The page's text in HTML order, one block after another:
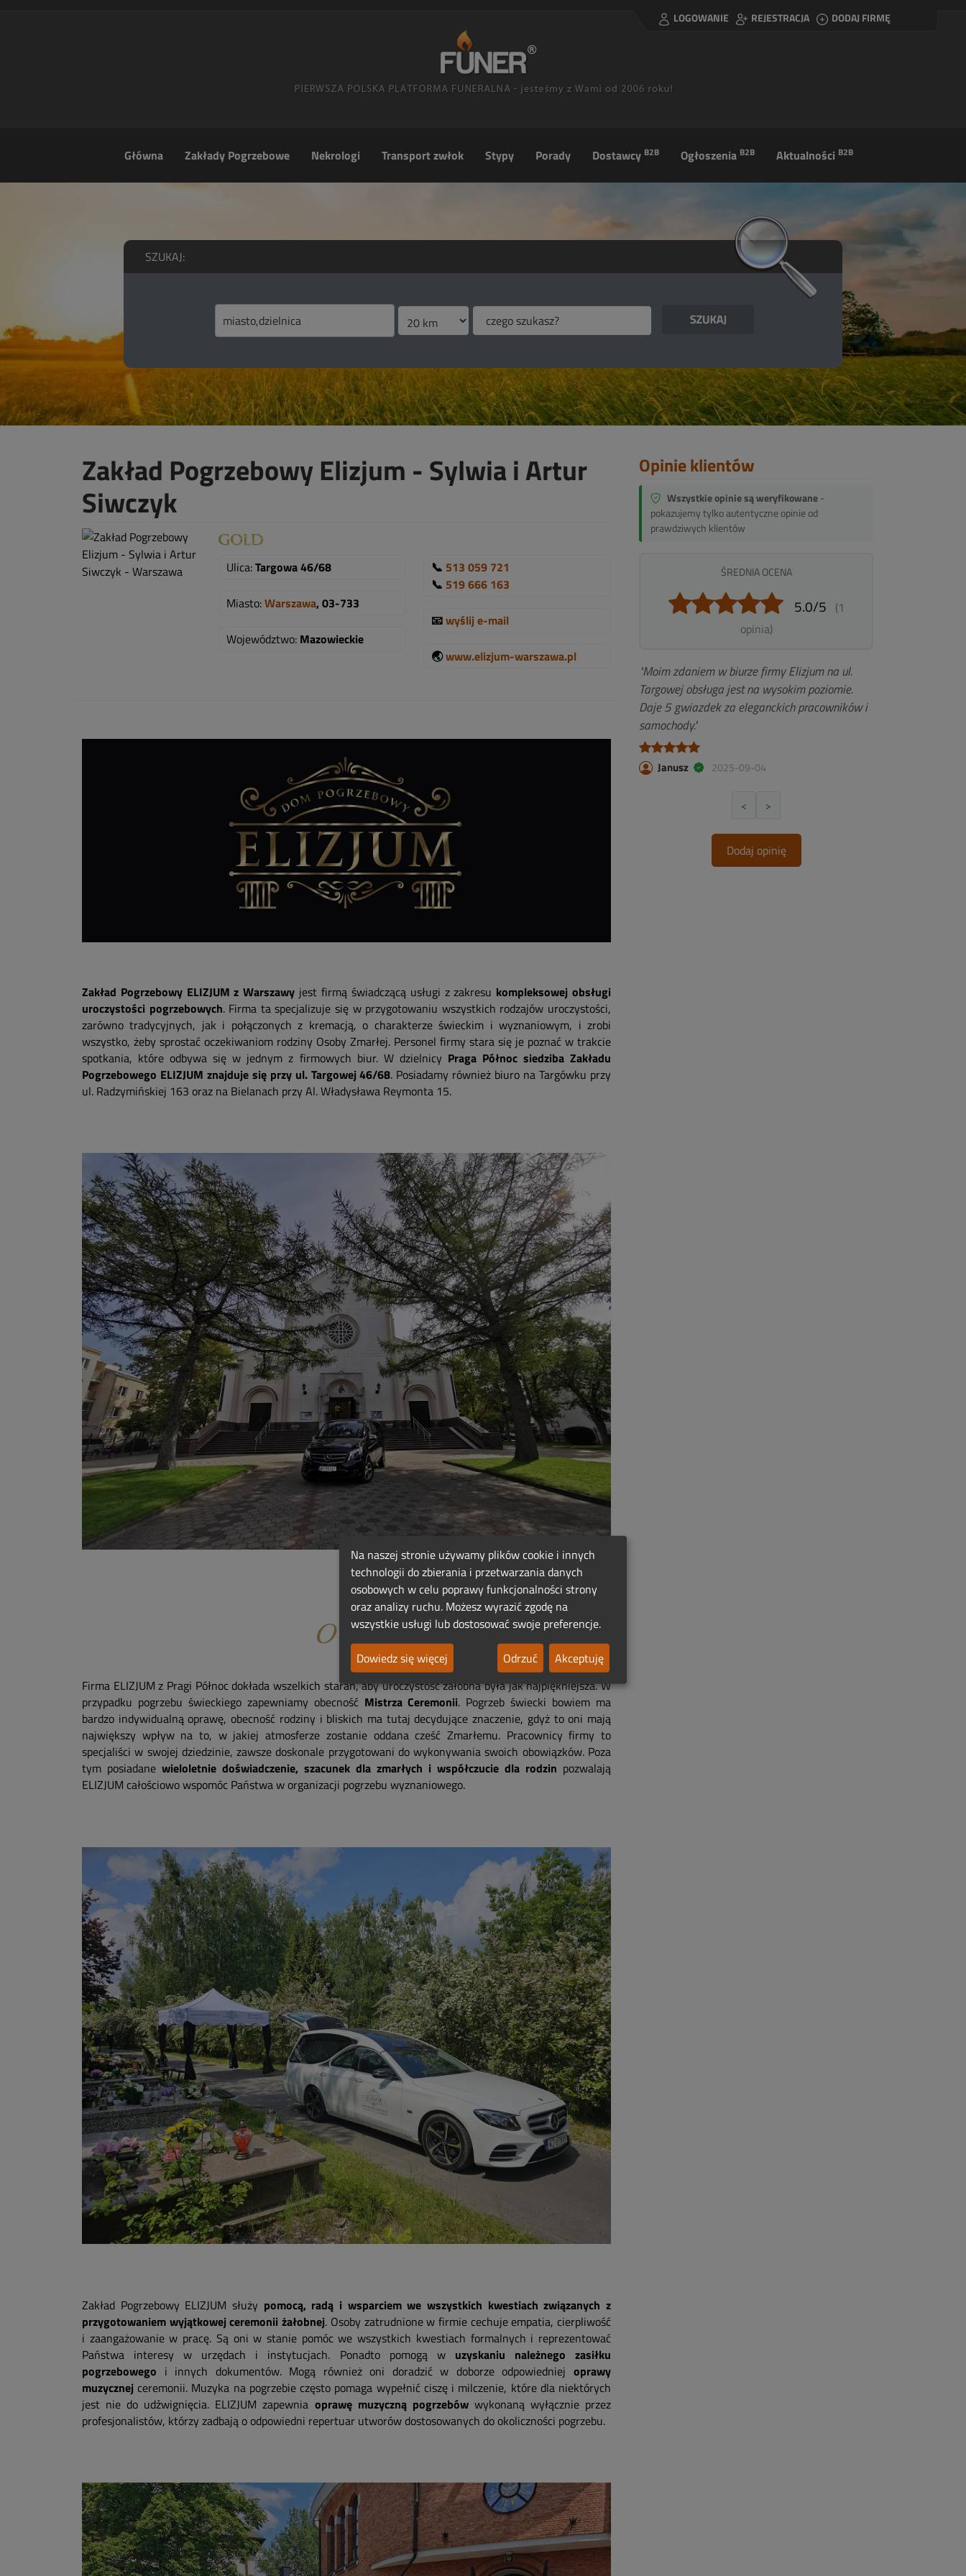
LOGOWANIE REJESTRACJA DODAJ FIRMĘ
Główna Zakłady Pogrzebowe Nekrologi Transport zwłok Stypy Porady Dostawcy B2B Ogłoszenia B2B Aktualności B2B
SZUKAJ:
Zakład Pogrzebowy Elizjum - Sylwia i Artur
Siwczyk
Ulica:Targowa 46/68
Miasto:Warszawa, 03-733
Województwo: Mazowieckie
📞 513 059 721
📞 519 666 163
📧wyślij e-mail
🌏www.elizjum-warszawa.pl
Zakład Pogrzebowy ELIZJUM z Warszawy jest firmą świadczącą usługi z zakresu kompleksowej obsługi
uroczystości pogrzebowych. Firma ta specjalizuje się w przygotowaniu wszystkich rodzajów uroczystości,
zarówno tradycyjnych, jak i połączonych z kremacją, o charakterze świeckim i wyznaniowym, i zrobi
wszystko, żeby sprostać oczekiwaniom rodziny Osoby Zmarłej. Personel firmy stara się je poznać w trakcie
spotkania, które odbywa się w jednym z firmowych biur. W dzielnicy Praga Północ siedziba Zakładu
Pogrzebowego ELIZJUM znajduje się przy ul. Targowej 46/68. Posiadamy również biuro na Targówku przy
ul. Radzymińskiej 163 oraz na Bielanach przy Al. Władysława Reymonta 15.
Firma ELIZJUM z Pragi Północ dokłada wszelkich starań, aby uroczystość żałobna była jak najpiękniejsza. W
przypadku pogrzebu świeckiego zapewniamy obecność Mistrza Ceremonii. Pogrzeb świecki bowiem ma
bardzo indywidualną oprawę, obecność rodziny i bliskich ma tutaj decydujące znaczenie, gdyż to oni mają
największy wpływ na to, w jakiej atmosferze zostanie oddana cześć Zmarłemu. Pracownicy firmy to
specjaliści w swojej dziedzinie, zawsze doskonale przygotowani do wykonywania swoich obowiązków. Poza
tym posiadane wieloletnie doświadczenie, szacunek dla zmarłych i współczucie dla rodzin pozwalają
ELIZJUM całościowo wspomóc Państwa w organizacji pogrzebu wyznaniowego.
Zakład Pogrzebowy ELIZJUM służy pomocą, radą i wsparciem we wszystkich kwestiach związanych z
przygotowaniem wyjątkowej ceremonii żałobnej. Osoby zatrudnione w firmie cechuje empatia, cierpliwość
i zaangażowanie w pracę. Są oni w stanie pomóc we wszystkich kwestiach formalnych i reprezentować
Państwa interesy w urzędach i instytucjach. Ponadto pomogą w uzyskaniu należnego zasiłku
pogrzebowego i innych dokumentów. Mogą również oni doradzić w doborze odpowiedniej oprawy
muzycznej ceremonii. Muzyka na pogrzebie często pomaga wypełnić ciszę i milczenie, które dla niektórych
jest nie do udźwignięcia. ELIZJUM zapewnia oprawę muzyczną pogrzebówwykonaną wyłącznie przez
profesjonalistów, którzy zadbają o odpowiedni repertuar utworów dostosowanych do okoliczności pogrzebu.
Opinie klientów
Wszystkie opinie są weryfikowane-
pokazujemy tylko autentyczne opinie od
prawdziwych klientów
ŚREDNIA OCENA
5.0/5 (1
opinia)
"Moim zdaniem w biurze firmy Elizjum na ul.
Targowej obsługa jest na wysokim poziomie.
Daje 5 gwiazdek za eleganckich pracowników i
samochody."
Janusz 2025-09-04
< >
Dodaj opinię
Na naszej stronie używamy plików cookie i innych
technologii do zbierania i przetwarzania danych
osobowych w celu poprawy funkcjonalności strony
oraz analizy ruchu. Możesz wyrazić zgodę na
wszystkie usługi lub dostosować swoje preferencje.
Dowiedz się więcej
Odrzuć Akceptuję